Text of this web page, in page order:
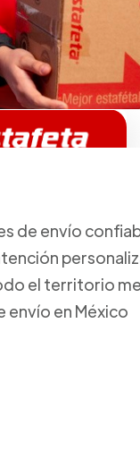
de envío
el territorio
envío en México